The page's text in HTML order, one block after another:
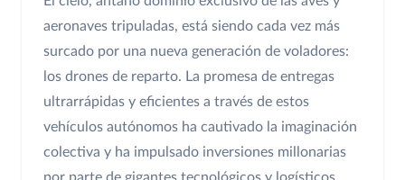
aeronaves tripuladas, está siendo cada vez más
surcado por una nueva generación de voladores:
los drones de reparto. La promesa de entregas
ultrarrápidas y eficientes a través de estos
vehículos autónomos ha cautivado la imaginación
colectiva y ha impulsado inversiones millonarias